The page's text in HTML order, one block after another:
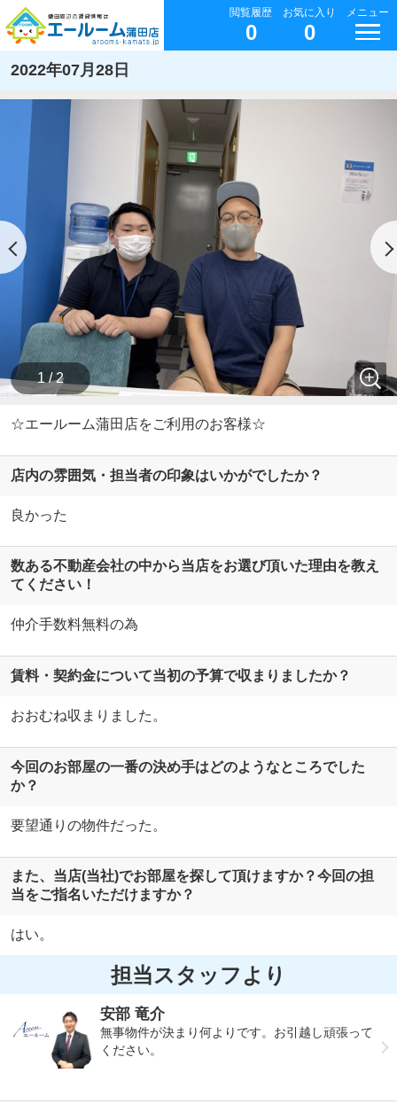
閲覧履歴
0
お気に入り
0
メニュー
2022年07月28日
1 / 2
☆エールーム蒲田店をご利用のお客様☆
店内の雰囲気・担当者の印象はいかがでしたか？
良かった
数ある不動産会社の中から当店をお選び頂いた理由を教え
てください！
仲介手数料無料の為
賃料・契約金について当初の予算で収まりましたか？
おおむね収まりました。
今回のお部屋の一番の決め手はどのようなところでした
か？
要望通りの物件だった。
また、当店(当社)でお部屋を探して頂けますか？今回の担
当をご指名いただけますか？
はい。
担当スタッフより
安部 竜介
無事物件が決まり何よりです。お引越し頑張って
ください。